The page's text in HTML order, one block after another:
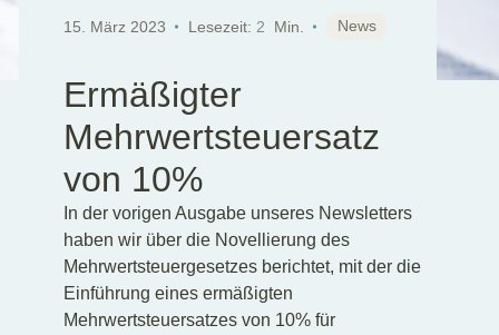
15. März 2023 Lesezeit: 2 Min. News
Ermäßigter
Mehrwertsteuersatz
von 10%
In der vorigen Ausgabe unseres Newsletters
haben wir über die Novellierung des
Mehrwertsteuergesetzes berichtet, mit der die
Einführung eines ermäßigten
Mehrwertsteuersatzes von 10% für